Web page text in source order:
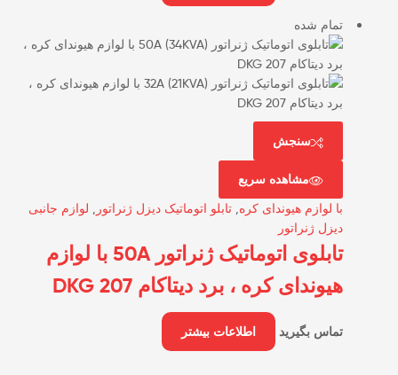
تمام شده
سنجش
مشاهده سریع
با لوازم هیوندای کره تابلو اتوماتیک دیزل ژنراتور
لوازم جانبی
دیزل ژنراتور
تابلوی اتوماتیک ژنراتور 50A با لوازم
هیوندای کره ، برد دیتاکام DKG 207
تماس بگیرید اطلاعات بیشتر